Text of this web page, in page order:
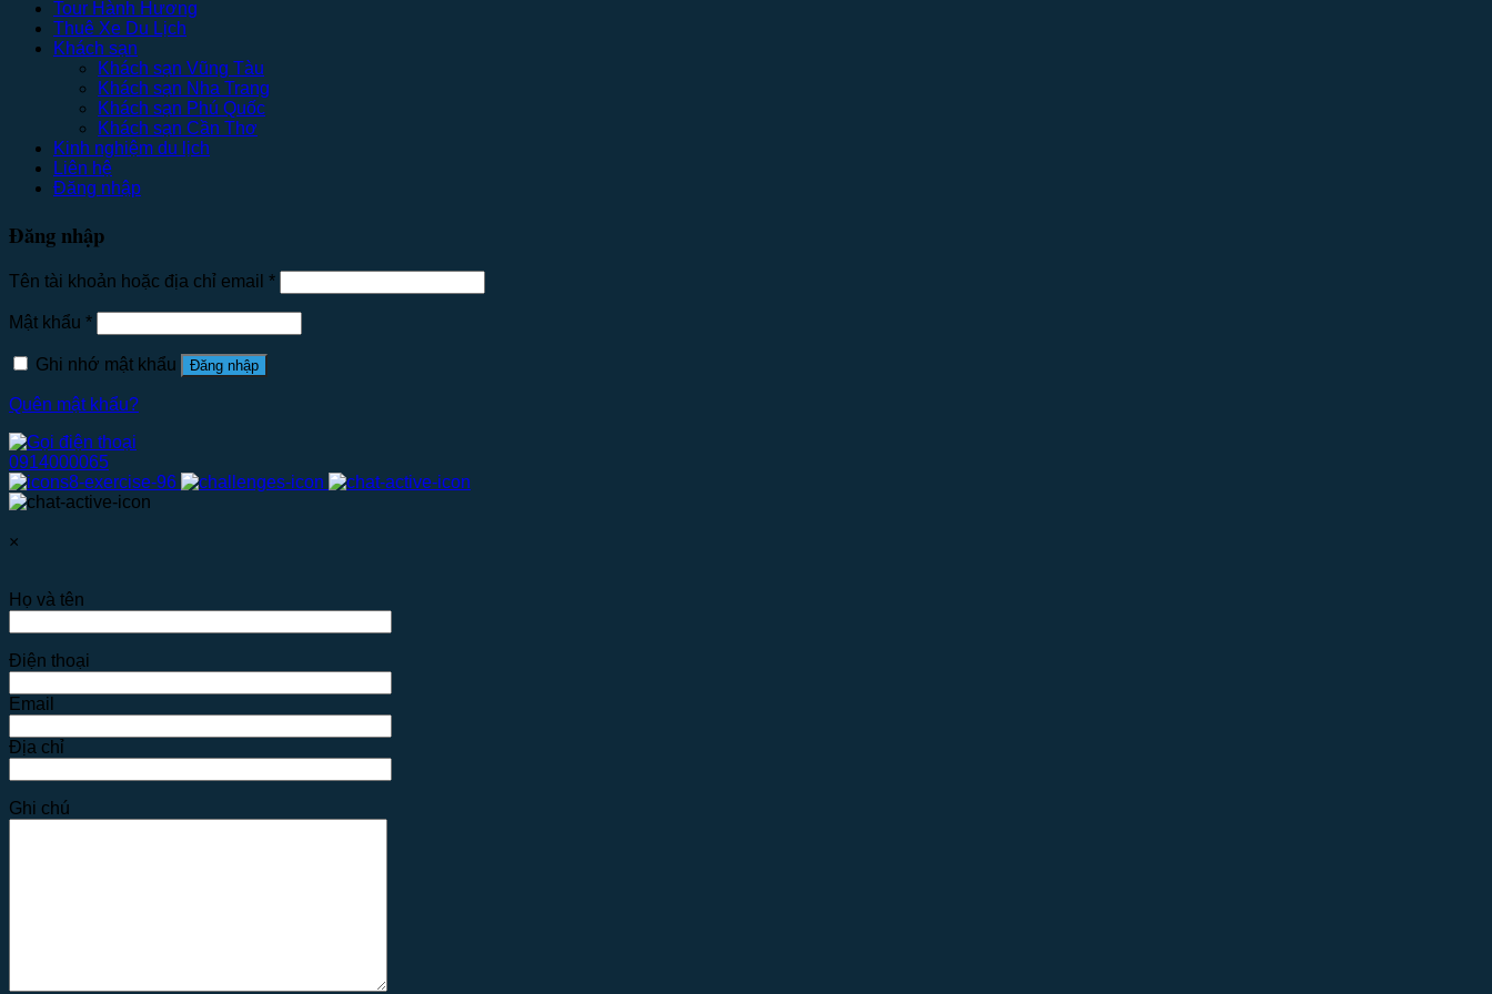
Tour Hành Hương
Thuê Xe Du Lịch
Khách sạn
Khách sạn Vũng Tàu
Khách sạn Nha Trang
Khách sạn Phú Quốc
Khách sạn Cần Thơ
Kinh nghiệm du lịch
Liên hệ
Đăng nhập
Đăng nhập
Tên tài khoản hoặc địa chỉ email *
Mật khẩu *
Ghi nhớ mật khẩu Đăng nhập
Quên mật khẩu?
0914000065
×
Họ và tên
Điện thoại
Email
Địa chỉ
Ghi chú